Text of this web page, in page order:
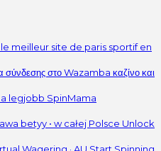
meilleur site de paris sportif en
σύνδεσης στο Wazamba καζίνο και
legjobb SpinMama
betyy • w całej Polsce Unlock